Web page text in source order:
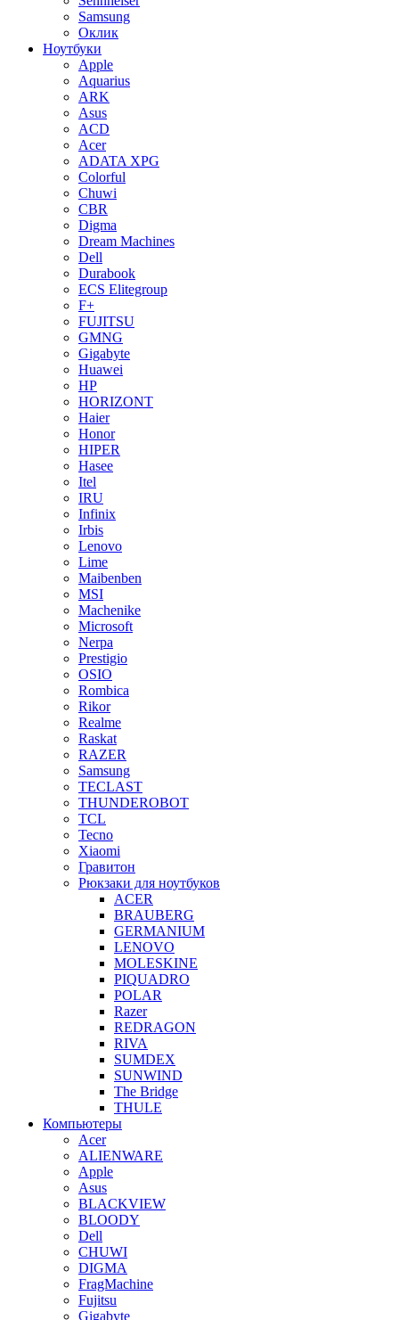
Samsung
Оклик
Ноутбуки
Apple
Aquarius
ARK
Asus
ACD
Acer
ADATA XPG
Colorful
Chuwi
CBR
Digma
Dream Machines
Dell
Durabook
ECS Elitegroup
F+
FUJITSU
GMNG
Gigabyte
Huawei
HP
HORIZONT
Haier
Honor
HIPER
Hasee
Itel
IRU
Infinix
Irbis
Lenovo
Lime
Maibenben
MSI
Machenike
Microsoft
Nerpa
Prestigio
OSIO
Rombica
Rikor
Realme
Raskat
RAZER
Samsung
TECLAST
THUNDEROBOT
TCL
Tecno
Xiaomi
Гравитон
Рюкзаки для ноутбуков
ACER
BRAUBERG
GERMANIUM
LENOVO
MOLESKINE
PIQUADRO
POLAR
Razer
REDRAGON
RIVA
SUMDEX
SUNWIND
The Bridge
THULE
Компьютеры
Acer
ALIENWARE
Apple
Asus
BLACKVIEW
BLOODY
Dell
CHUWI
DIGMA
FragMachine
Fujitsu
Gigabyte